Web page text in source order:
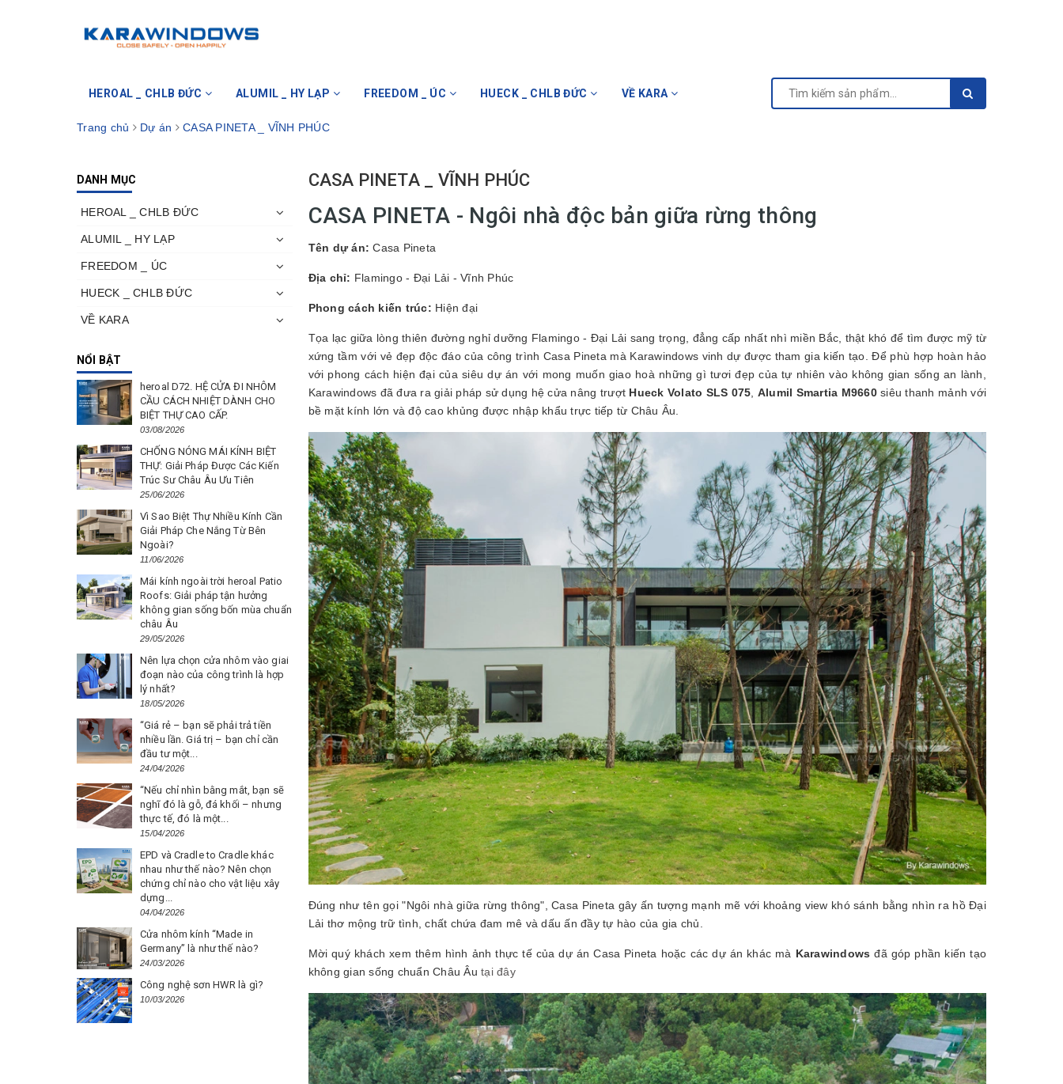
HEROAL _ CHLB ĐỨC ALUMIL _ HY LẠP FREEDOM _ ÚC HUECK _ CHLB ĐỨC VỀ KARA
Trang chủ Dự án CASA PINETA _ VĨNH PHÚC
CASA PINETA _ VĨNH PHÚC
CASA PINETA - Ngôi nhà độc bản giữa rừng thông
Tên dự án:Casa Pineta
Địa chỉ: Flamingo - Đại Lải - Vĩnh Phúc
Phong cách kiến trúc: Hiện đại
Tọa lạc giữa lòng thiên đường nghỉ dưỡng Flamingo - Đại Lải sang trọng, đẳng cấp nhất nhì miền Bắc, thật khó để tìm được mỹ từ
xứng tầm với vẻ đẹp độc đáo của công trình Casa Pineta mà Karawindows vinh dự được tham gia kiến tạo. Để phù hợp hoàn hảo
với phong cách hiện đại của siêu dự án với mong muốn giao hoà những gì tươi đẹp của tự nhiên vào không gian sống an lành,
Karawindows đã đưa ra giải pháp sử dụng hệ cửa nâng trượt Hueck Volato SLS 075 Alumil Smartia M9660siêu thanh mảnh với
bề mặt kính lớn và độ cao khủng được nhập khẩu trực tiếp từ Châu Âu.
Đúng như tên gọi "Ngôi nhà giữa rừng thông", Casa Pineta gây ấn tượng mạnh mẽ với khoảng view khó sánh bằng nhìn ra hồ Đại
Lải thơ mộng trữ tình, chất chứa đam mê và dấu ấn đầy tự hào của gia chủ.
Mời quý khách xem thêm hình ảnh thực tế của dự án Casa Pineta hoặc các dự án khác mà Karawindowsđã góp phần kiến tạo
không gian sống chuẩn Châu Âu tại đây
DANH MỤC
HEROAL _ CHLB ĐỨC
ALUMIL _ HY LẠP
FREEDOM _ ÚC
HUECK _ CHLB ĐỨC
VỀ KARA
NỔI BẬT
heroal D72. HỆ CỬA ĐI NHÔM
CẦU CÁCH NHIỆT DÀNH CHO
BIỆT THỰ CAO CẤP.
03/08/2026
CHỐNG NÓNG MÁI KÍNH BIỆT
THỰ: Giải Pháp Được Các Kiến
Trúc Sư Châu Âu Ưu Tiên
25/06/2026
Vì Sao Biệt Thự Nhiều Kính Cần
Giải Pháp Che Nắng Từ Bên
Ngoài?
11/06/2026
Mái kính ngoài trời heroal Patio
Roofs: Giải pháp tận hưởng
không gian sống bốn mùa chuẩn
châu Âu
29/05/2026
Nên lựa chọn cửa nhôm vào giai
đoạn nào của công trình là hợp
lý nhất?
18/05/2026
“Giá rẻ – bạn sẽ phải trả tiền
nhiều lần. Giá trị – bạn chỉ cần
đầu tư một...
24/04/2026
“Nếu chỉ nhìn bằng mắt, bạn sẽ
nghĩ đó là gỗ, đá khối – nhưng
thực tế, đó là một...
15/04/2026
EPD và Cradle to Cradle khác
nhau như thế nào? Nên chọn
chứng chỉ nào cho vật liệu xây
dựng...
04/04/2026
Cửa nhôm kính “Made in
Germany” là như thế nào?
24/03/2026
Công nghệ sơn HWR là gì?
10/03/2026